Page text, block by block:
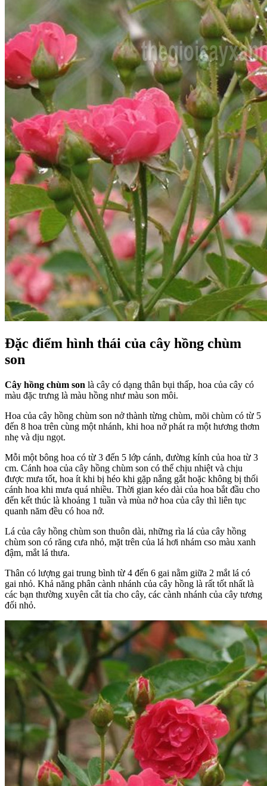
Đặc điểm hình thái của cây hồng chùm
son
Cây hồng chùm son là cây có dạng thân bụi thấp, hoa của cây có
màu đặc trưng là màu hồng như màu son môi.
Hoa của cây hồng chùm son nở thành từng chùm, mõi chùm có từ 5
đến 8 hoa trên cùng một nhánh, khi hoa nở phát ra một hương thơm
nhẹ và dịu ngọt.
Mỗi một bông hoa có từ 3 đến 5 lớp cánh, đường kính của hoa từ 3
cm. Cánh hoa của cây hồng chùm son có thể chịu nhiệt và chịu
được mưa tốt, hoa ít khi bị héo khi gặp nắng gắt hoặc không bị thối
cánh hoa khi mưa quá nhiều. Thời gian kéo dài của hoa bắt đầu cho
đến kết thúc là khoảng 1 tuần và mùa nở hoa của cây thì liên tục
quanh năm đều có hoa nở.
Lá của cây hồng chùm son thuôn dài, những rìa lá của cây hồng
chùm son có răng cưa nhỏ, mặt trên của lá hơi nhám cso màu xanh
đậm, mắt lá thưa.
Thân có lượng gai trung bình từ 4 đến 6 gai nằm giữa 2 mắt lá có
gai nhỏ. Khả năng phân cành nhánh của cây hồng là rất tốt nhất là
các bạn thường xuyên cắt tỉa cho cây, các cành nhánh của cây tương
đối nhỏ.